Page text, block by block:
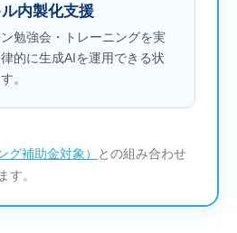
内製化支援
勉強会・トレーニングを実
的に生成AIを運用できる状
。
グ補助金対象）
との組み合わせ
す。